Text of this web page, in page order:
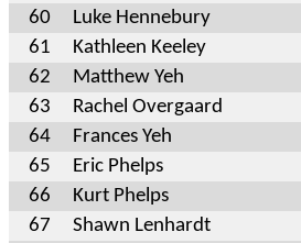
60
Luke Hennebury
61
Kathleen Keeley
62
Matthew Yeh
63
Rachel Overgaard
64
Frances Yeh
65
Eric Phelps
66
Kurt Phelps
67
Shawn Lenhardt